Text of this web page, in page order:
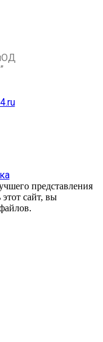
представления
сайт, вы